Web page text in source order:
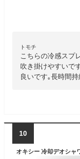
トモチ
こちらの冷感スプ
吹き掛けやすいで
良いです｡長時間
10